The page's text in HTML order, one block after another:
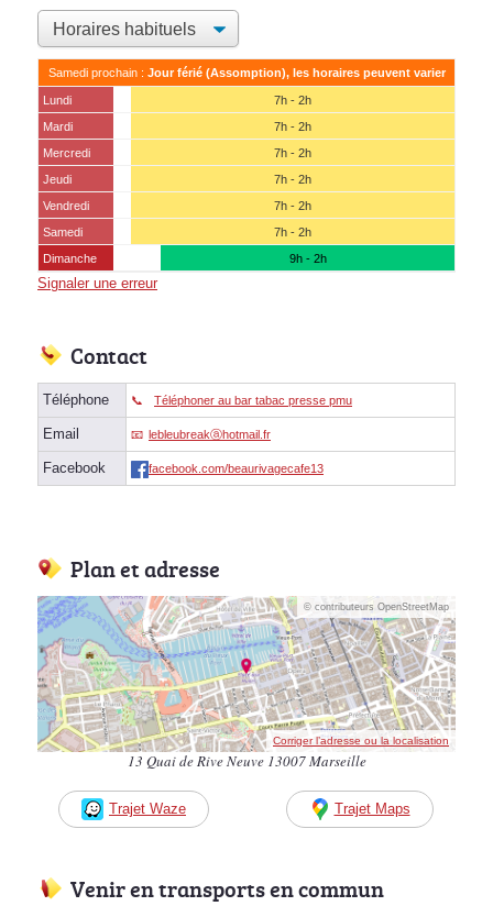
Samedi prochain : Jour férié (Assomption), les horaires peuvent varier
Lundi
7h - 2h
Mardi
7h - 2h
Mercredi
7h - 2h
Jeudi
7h - 2h
Vendredi
7h - 2h
Samedi
7h - 2h
Dimanche
9h - 2h
Signaler une erreur
Contact
Téléphone Téléphoner au bar tabac presse pmu
Email lebleubreakⓐhotmail.fr
Facebook facebook.com/beaurivagecafe13
Plan et adresse
© contributeurs OpenStreetMap
Corriger l’adresse ou la localisation
13 Quai de Rive Neuve 13007 Marseille
Trajet Waze Trajet Maps
Venir en transports en commun